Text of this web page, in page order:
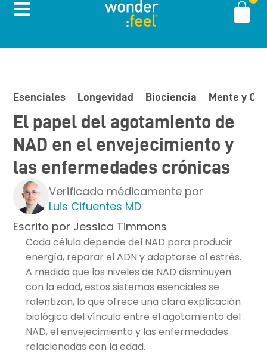
Esenciales Longevidad Biociencia Mente y
El papel del agotamiento de
NAD en el envejecimiento y
las enfermedades crónicas
Verificado médicamente por
Luis Cifuentes MD
Escrito por Jessica Timmons
Cada célula depende del NAD para producir
energía, reparar el ADN y adaptarse al estrés.
A medida que los niveles de NAD disminuyen
con la edad, estos sistemas esenciales se
ralentizan, lo que ofrece una clara explicación
biológica del vínculo entre el agotamiento del
NAD, el envejecimiento y las enfermedades
relacionadas con la edad.